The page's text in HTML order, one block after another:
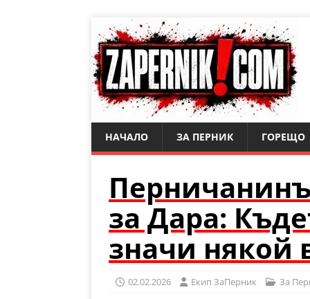
НАЧАЛО ЗА ПЕРНИК ГОРЕЩО
за Дара:
значи някой
02.02.2026 Eкип ЗаПерник За